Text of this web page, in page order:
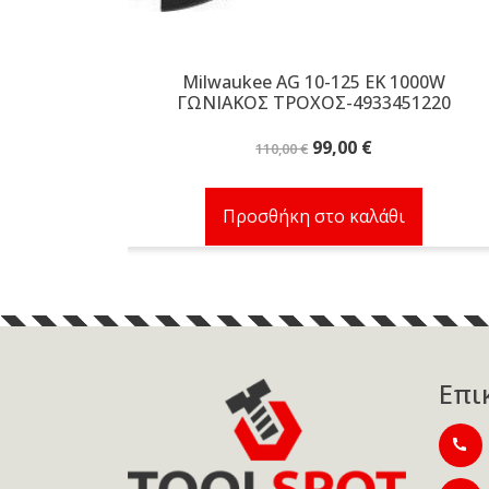
Milwaukee AG 10-125 EK 1000W
ΓΩΝΙΑΚΟΣ ΤΡΟΧΟΣ-4933451220
110,00€ Original
110,00 €.
99,00 €Η
είναι:
99,00 €.
Προσθήκη στο καλάθι